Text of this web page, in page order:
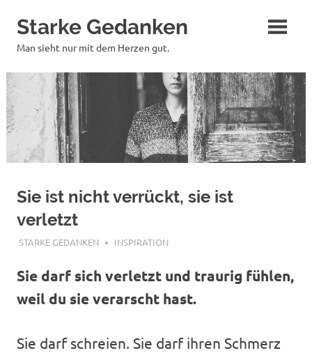
Inhalt
springen
Starke Gedanken
Man sieht nur mit dem Herzen gut.
Sie ist nicht verrückt, sie ist
verletzt
DEZEMBER 31, 2017
STARKE GEDANKEN INSPIRATION
Sie darf sich verletzt und traurig fühlen,
weil du sie verarscht hast.
Sie darf schreien. Sie darf ihren Schmerz